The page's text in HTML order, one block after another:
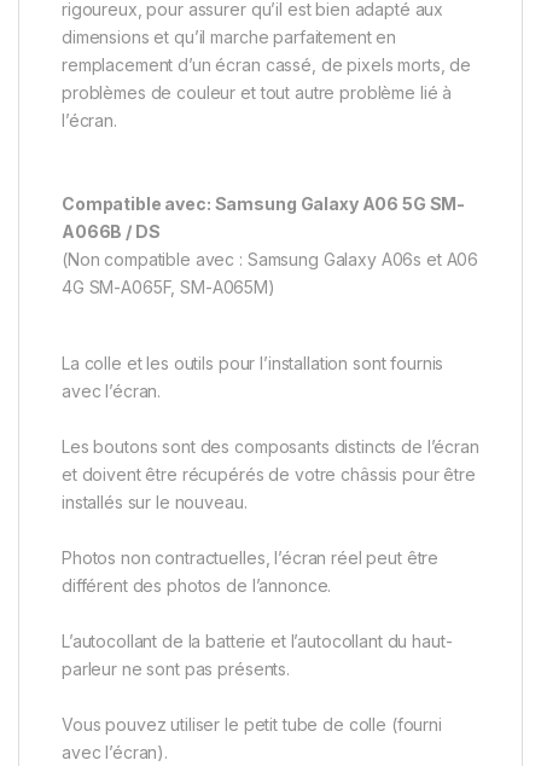
rigoureux, pour assurer qu’il est bien adapté aux
dimensions et qu’il marche parfaitement en
remplacement d’un écran cassé, de pixels morts, de
problèmes de couleur et tout autre problème lié à
l’écran.
Compatible avec: Samsung Galaxy A06 5G SM-
A066B / DS
(Non compatible avec : Samsung Galaxy A06s et A06
4G SM-A065F, SM-A065M)
La colle et les outils pour l’installation sont fournis
avec l’écran.
Les boutons sont des composants distincts de l’écran
et doivent être récupérés de votre châssis pour être
installés sur le nouveau.
Photos non contractuelles, l’écran réel peut être
différent des photos de l’annonce.
L’autocollant de la batterie et l’autocollant du haut-
parleur ne sont pas présents.
Vous pouvez utiliser le petit tube de colle (fourni
avec l’écran).